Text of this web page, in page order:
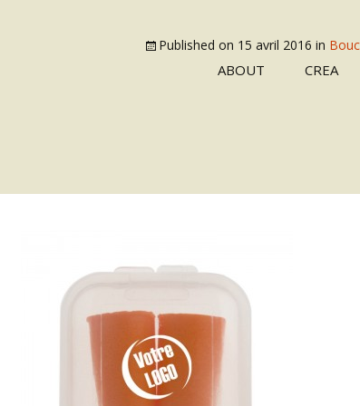
ABOUT CREA
Published on 15 avril 2016 in